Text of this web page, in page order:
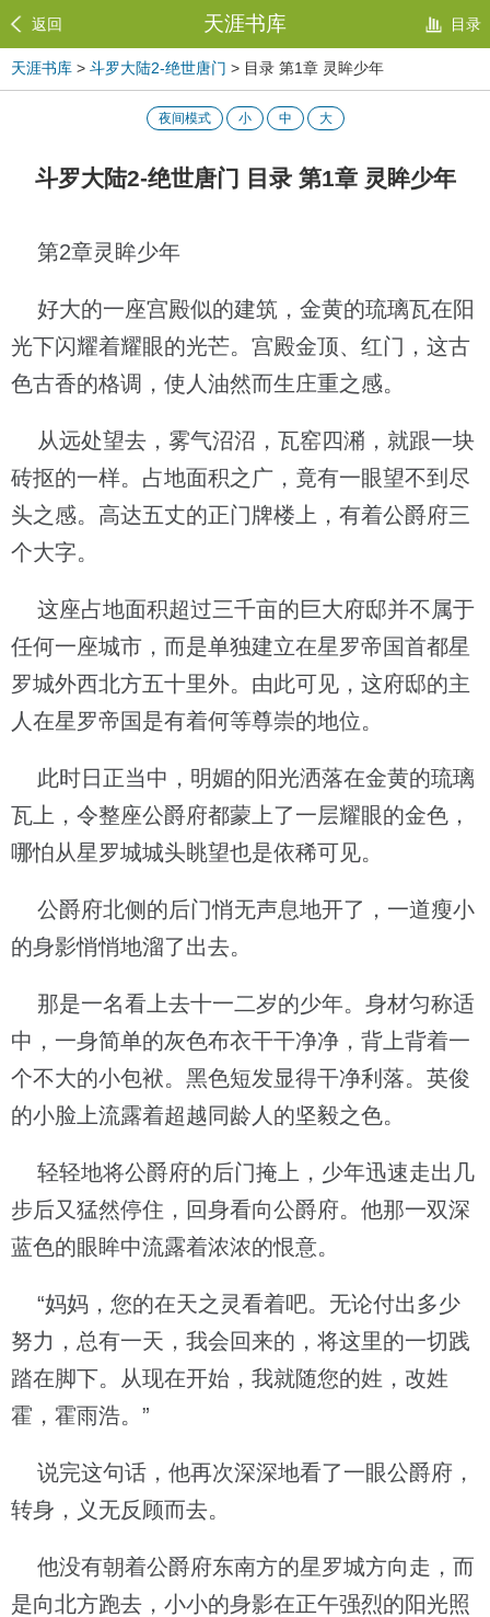
返回 天涯书库 目录
天涯书库 > 斗罗大陆2-绝世唐门 > 目录 第1章 灵眸少年
夜间模式 小 中 大
斗罗大陆2-绝世唐门 目录 第1章 灵眸少年
第2章灵眸少年
好大的一座宫殿似的建筑，金黄的琉璃瓦在阳
光下闪耀着耀眼的光芒。宫殿金顶、红门，这古
色古香的格调，使人油然而生庄重之感。
从远处望去，雾气沼沼，瓦窑四潲，就跟一块
砖抠的一样。占地面积之广，竟有一眼望不到尽
头之感。高达五丈的正门牌楼上，有着公爵府三
个大字。
这座占地面积超过三千亩的巨大府邸并不属于
任何一座城市，而是单独建立在星罗帝国首都星
罗城外西北方五十里外。由此可见，这府邸的主
人在星罗帝国是有着何等尊崇的地位。
此时日正当中，明媚的阳光洒落在金黄的琉璃
瓦上，令整座公爵府都蒙上了一层耀眼的金色，
哪怕从星罗城城头眺望也是依稀可见。
公爵府北侧的后门悄无声息地开了，一道瘦小
的身影悄悄地溜了出去。
那是一名看上去十一二岁的少年。身材匀称适
中，一身简单的灰色布衣干干净净，背上背着一
个不大的小包袱。黑色短发显得干净利落。英俊
的小脸上流露着超越同龄人的坚毅之色。
轻轻地将公爵府的后门掩上，少年迅速走出几
步后又猛然停住，回身看向公爵府。他那一双深
蓝色的眼眸中流露着浓浓的恨意。
“妈妈，您的在天之灵看着吧。无论付出多少
努力，总有一天，我会回来的，将这里的一切践
踏在脚下。从现在开始，我就随您的姓，改姓
霍，霍雨浩。”
说完这句话，他再次深深地看了一眼公爵府，
转身，义无反顾而去。
他没有朝着公爵府东南方的星罗城方向走，而
是向北方跑去，小小的身影在正午强烈的阳光照